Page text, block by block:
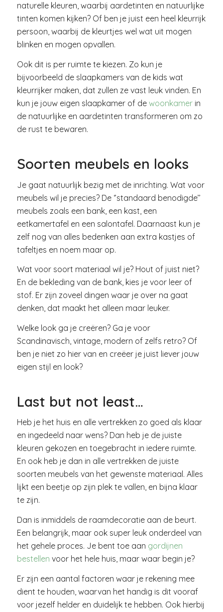
naturelle kleuren, waarbij aardetinten en natuurlijke
tinten komen kijken? Of ben je juist een heel kleurrijk
persoon, waarbij de kleurtjes wel wat uit mogen
blinken en mogen opvallen.
Ook dit is per ruimte te kiezen. Zo kun je
bijvoorbeeld de slaapkamers van de kids wat
kleurrijker maken, dat zullen ze vast leuk vinden. En
kun je jouw eigen slaapkamer of de woonkamerin
de natuurlijke en aardetinten transformeren om zo
de rust te bewaren.
Soorten meubels en looks
Je gaat natuurlijk bezig met de inrichting. Wat voor
meubels wil je precies? De ‘’standaard benodigde’’
meubels zoals een bank, een kast, een
eetkamertafel en een salontafel. Daarnaast kun je
zelf nog van alles bedenken aan extra kastjes of
tafeltjes en noem maar op.
Wat voor soort materiaal wil je? Hout of juist niet?
En de bekleding van de bank, kies je voor leer of
stof. Er zijn zoveel dingen waar je over na gaat
denken, dat maakt het alleen maar leuker.
Welke look ga je creëren? Ga je voor
Scandinavisch, vintage, modern of zelfs retro? Of
ben je niet zo hier van en creëer je juist liever jouw
eigen stijl en look?
Last but not least…
Heb je het huis en alle vertrekken zo goed als klaar
en ingedeeld naar wens? Dan heb je de juiste
kleuren gekozen en toegebracht in iedere ruimte.
En ook heb je dan in alle vertrekken de juiste
soorten meubels van het gewenste materiaal. Alles
lijkt een beetje op zijn plek te vallen, en bijna klaar
te zijn.
Dan is inmiddels de raamdecoratie aan de beurt.
Een belangrijk, maar ook super leuk onderdeel van
het gehele proces. Je bent toe aan gordijnen
bestellen voor het hele huis, maar waar begin je?
Er zijn een aantal factoren waar je rekening mee
dient te houden, waarvan het handig is dit vooraf
voor jezelf helder en duidelijk te hebben. Ook hierbij